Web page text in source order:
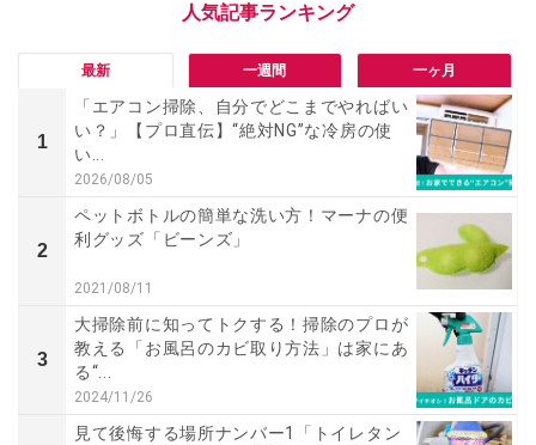
最新 一週間 一ヶ月
1
「エアコン掃除、自分でどこまでやればい
い？」【プロ直伝】“絶対NG”な冷房の使
い...
2026/08/05
2
ペットボトルの簡単な洗い方！マーナの便
利グッズ「ビーンズ」
2021/08/11
3
大掃除前に知ってトクする！掃除のプロが
教える「お風呂のカビ取り方法」は家にあ
る“...
2024/11/26
見て後悔する場所ナンバー1「トイレタン